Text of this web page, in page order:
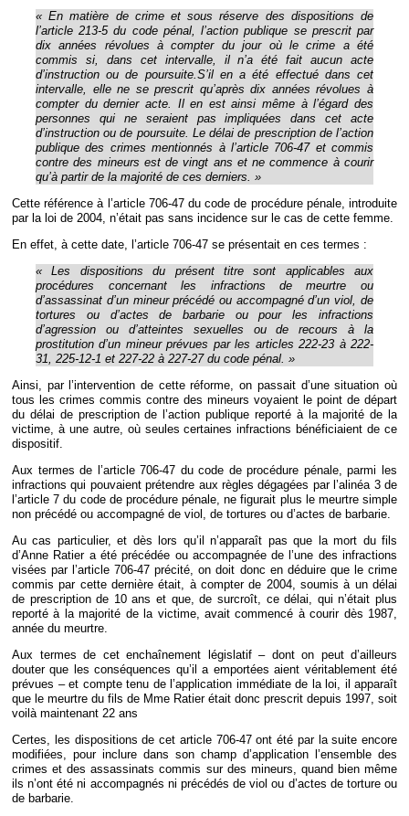
« En matière de crime et sous réserve des dispositions de
l’article 213-5 du code pénal, l’action publique se prescrit par
dix années révolues à compter du jour où le crime a été
commis si, dans cet intervalle, il n’a été fait aucun acte
d’instruction ou de poursuite.S’il en a été effectué dans cet
intervalle, elle ne se prescrit qu’après dix années révolues à
compter du dernier acte. Il en est ainsi même à l’égard des
personnes qui ne seraient pas impliquées dans cet acte
d’instruction ou de poursuite. Le délai de prescription de l’action
publique des crimes mentionnés à l’article 706-47 et commis
contre des mineurs est de vingt ans et ne commence à courir
qu’à partir de la majorité de ces derniers. »
Cette référence à l’article 706-47 du code de procédure pénale, introduite
par la loi de 2004, n’était pas sans incidence sur le cas de cette femme.
En effet, à cette date, l’article 706-47 se présentait en ces termes :
« Les dispositions du présent titre sont applicables aux
procédures concernant les infractions de meurtre ou
d’assassinat d’un mineur précédé ou accompagné d’un viol, de
tortures ou d’actes de barbarie ou pour les infractions
d’agression ou d’atteintes sexuelles ou de recours à la
prostitution d’un mineur prévues par les articles 222-23 à 222-
31, 225-12-1 et 227-22 à 227-27 du code pénal. »
Ainsi, par l’intervention de cette réforme, on passait d’une situation où
tous les crimes commis contre des mineurs voyaient le point de départ
du délai de prescription de l’action publique reporté à la majorité de la
victime, à une autre, où seules certaines infractions bénéficiaient de ce
dispositif.
Aux termes de l’article 706-47 du code de procédure pénale, parmi les
infractions qui pouvaient prétendre aux règles dégagées par l’alinéa 3 de
l’article 7 du code de procédure pénale, ne figurait plus le meurtre simple
non précédé ou accompagné de viol, de tortures ou d’actes de barbarie.
Au cas particulier, et dès lors qu’il n’apparaît pas que la mort du fils
d’Anne Ratier a été précédée ou accompagnée de l’une des infractions
visées par l’article 706-47 précité, on doit donc en déduire que le crime
commis par cette dernière était, à compter de 2004, soumis à un délai
de prescription de 10 ans et que, de surcroît, ce délai, qui n’était plus
reporté à la majorité de la victime, avait commencé à courir dès 1987,
année du meurtre.
Aux termes de cet enchaînement législatif – dont on peut d’ailleurs
douter que les conséquences qu’il a emportées aient véritablement été
prévues – et compte tenu de l’application immédiate de la loi, il apparaît
que le meurtre du fils de Mme Ratier était donc prescrit depuis 1997, soit
voilà maintenant 22 ans
Certes, les dispositions de cet article 706-47 ont été par la suite encore
modifiées, pour inclure dans son champ d’application l’ensemble des
crimes et des assassinats commis sur des mineurs, quand bien même
ils n’ont été ni accompagnés ni précédés de viol ou d’actes de torture ou
de barbarie.